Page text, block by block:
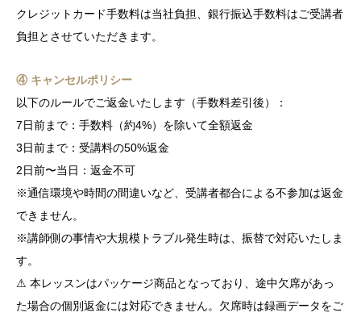
クレジットカード手数料は当社負担、銀行振込手数料はご受講者
負担とさせていただきます。
④ キャンセルポリシー
以下のルールでご返金いたします（手数料差引後）：
7日前まで：手数料（約4%）を除いて全額返金
3日前まで：受講料の50%返金
2日前〜当日：返金不可
※通信環境や時間の間違いなど、受講者都合による不参加は返金
できません。
※講師側の事情や大規模トラブル発生時は、振替で対応いたしま
す。
⚠ 本レッスンはパッケージ商品となっており、途中欠席があっ
た場合の個別返金には対応できません。欠席時は録画データをご